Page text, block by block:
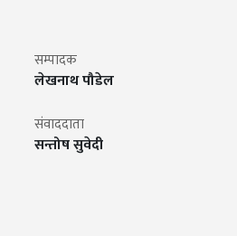
सम्पादक
लेखनाथ पौडेल
संवाददाता
सन्तोष सुवेदी